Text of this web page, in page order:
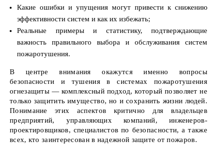
Какие ошибки и упущения могут привести к снижению
эффективности систем и как их избежать;
Реальные примеры и статистику, подтверждающие
важность правильного выбора и обслуживания систем
пожаротушения.
В центре внимания окажутся именно вопросы
безопасности и тушения в системах пожаротушения
огнезащиты — комплексный подход, который позволяет не
только защитить имущество, но и сохранить жизни людей.
Понимание этих аспектов критично для владельцев
предприятий, управляющих компаний, инженеров-
проектировщиков, специалистов по безопасности, а также
всех, кто заинтересован в надежной защите от пожаров.